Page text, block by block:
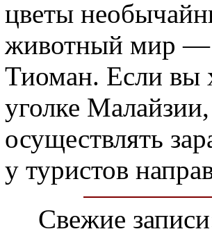
цветы
животный мир —
Тиоман. Если вы
уголке
осуществлять
у туристов
Свежие